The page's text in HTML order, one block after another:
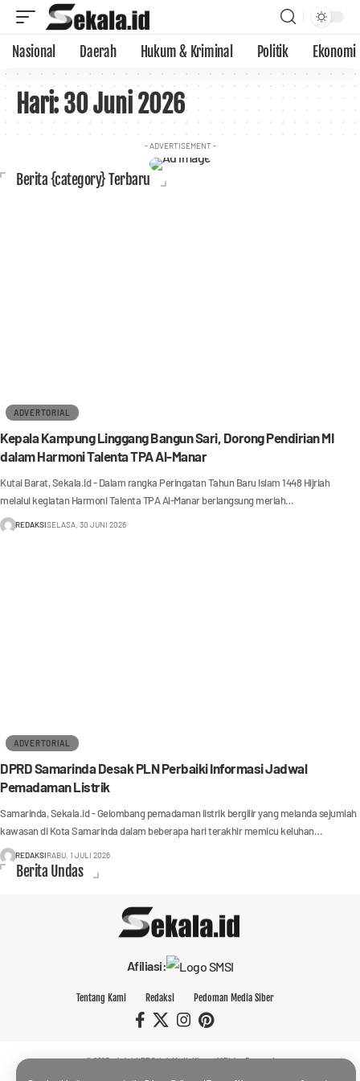
Nasional Daerah Hukum & Kriminal Politik Ekonomi
Hari:30 Juni 2026
- ADVERTISEMENT -
Berita {category} Terbaru
ADVERTORIAL
Kepala Kampung Linggang Bangun Sari, Dorong Pendirian MI
dalam Harmoni Talenta TPA Al-Manar
Kutai Barat, Sekala.id - Dalam rangka Peringatan Tahun Baru Islam 1448 Hijriah
melalui kegiatan Harmoni Talenta TPA Al-Manar berlangsung meriah…
REDAKSISELASA, 30 JUNI 2026
ADVERTORIAL
DPRD Samarinda Desak PLN Perbaiki Informasi Jadwal
Pemadaman Listrik
Samarinda, Sekala.id - Gelombang pemadaman listrik bergilir yang melanda sejumlah
kawasan di Kota Samarinda dalam beberapa hari terakhir memicu keluhan…
REDAKSIRABU, 1 JULI 2026
Berita Undas
Afiliasi:
Tentang Kami Redaksi Pedoman Media Siber
© 2023 sekala.id.PT Sekala Media Klausa.All Rights Reserved